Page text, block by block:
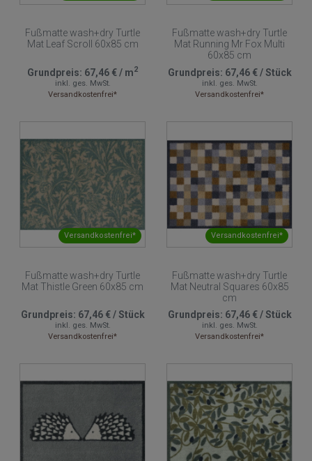
Fußmatte wash+dry Turtle
Mat Leaf Scroll 60x85 cm
Grundpreis: 67,46 €/ m2
inkl. ges. MwSt.
Versandkostenfrei*
Fußmatte wash+dry Turtle
Mat Running Mr Fox Multi
60x85 cm
Grundpreis: 67,46 €/Stück
inkl. ges. MwSt.
Versandkostenfrei*
Versandkostenfrei*
Fußmatte wash+dry Turtle
Mat Thistle Green 60x85 cm
Grundpreis: 67,46 €/Stück
inkl. ges. MwSt.
Versandkostenfrei*
Versandkostenfrei*
Fußmatte wash+dry Turtle
Mat Neutral Squares 60x85
cm
Grundpreis: 67,46 €/Stück
inkl. ges. MwSt.
Versandkostenfrei*